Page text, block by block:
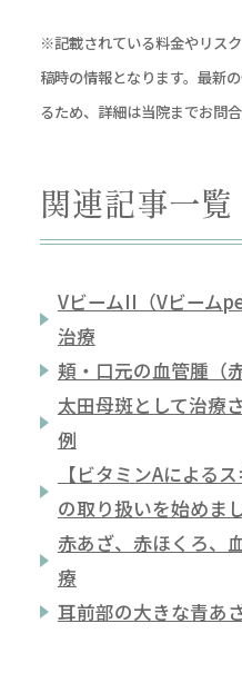
※記載されている料金やリス
稿時の情報となります。最新
るため、詳細は当院までお問合
関連記事一覧
VビームII（Vビーム
治療
頬・口元の血管腫（
太田母斑として治療
例
【ビタミンAによる
の取り扱いを始めま
赤あざ、赤ほくろ、
療
耳前部の大きな青あ